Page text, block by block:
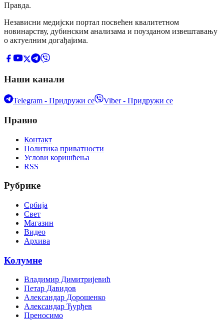
Правда.
Независни медијски портал посвећен квалитетном
новинарству, дубинским анализама и поузданом извештавању
о актуелним догађајима.
Наши канали
Telegram - Придружи се Viber - Придружи се
Правно
Контакт
Политика приватности
Услови коришћења
RSS
Рубрике
Србија
Свет
Магазин
Видео
Архива
Колумне
Владимир Димитријевић
Петар Давидов
Александар Дорошенко
Александар Ђурђев
Преносимо